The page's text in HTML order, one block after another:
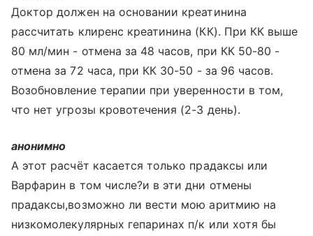
Доктор должен на основании креатинина
рассчитать клиренс креатинина (КК). При КК выше
80 мл/мин - отмена за 48 часов, при КК 50-80 -
отмена за 72 часа, при КК 30-50 - за 96 часов.
Возобновление терапии при уверенности в том,
что нет угрозы кровотечения (2-3 день).
анонимно
А этот расчёт касается только прадаксы или
Варфарин в том числе?и в эти дни отмены
прадаксы,возможно ли вести мою аритмию на
низкомолекулярных гепаринах п/к или хотя бы